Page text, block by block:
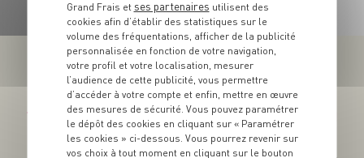
Téléchargez l’App pour profiter d’offres exclusives !
Des promos exclusives, des récompenses généreuses, des
Grand Frais et ses partenaires utilisent des
cookies afin d’établir des statistiques sur le
volume des fréquentations, afficher de la publicité
personnalisée en fonction de votre navigation,
votre profil et votre localisation, mesurer
l’audience de cette publicité, vous permettre
d’accéder à votre compte et enfin, mettre en œuvre
des mesures de sécurité. Vous pouvez paramétrer
le dépôt des cookies en cliquant sur « Paramétrer
les cookies » ci-dessous. Vous pourrez revenir sur
vos choix à tout moment en cliquant sur le bouton